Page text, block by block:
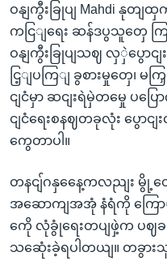
ဝနျကွီးခြုပျ Mahdi နုတ
ကငြျရေး ဆန်ဒပွသူတှေ က
ဝနျကွီးခြုပျသဈ လှှဲပွော
ငြ့ျပကြျ ခွစားမှုတှေ၊ မ
ငျငံမှာ ဆငျးရဲမှဲတမှေု ပပြေ
ငျငံရေးစနဈတခုလုံး ပွော
ကွေတာပါ။
တနငျ်ဂနှနေေ့ကလညျး
အဆောကျအအုံ နံရံကို ကြေ
ကေို လုံခွုံရေးတပျဖှဲ့က ပဈ
သဆေုံးခဲ့ရပါတယျ။ တခွား